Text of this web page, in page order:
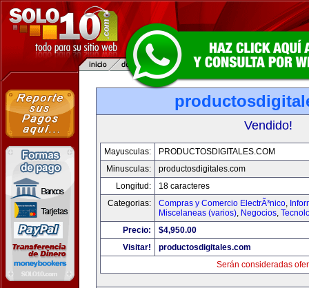
Vendido!
Mayusculas:
PRODUCTOSDIGITALES.COM
Minusculas:
productosdigitales.com
Longitud:
18 caracteres
Categorias:
Compras y Comercio ElectrÃ³nico,
Miscelaneas (varios), Negocios,
Precio:
$4,950.00
Visitar!
productosdigitales.com
Serán consideradas